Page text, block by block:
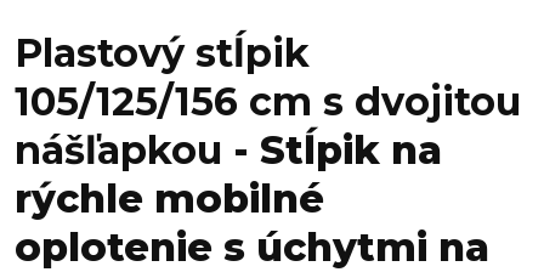
Plastový stĺpik
105/125/156 cm s dvojitou
nášľapkou - Stĺpik na
rýchle mobilné
oplotenie s úchytmi na